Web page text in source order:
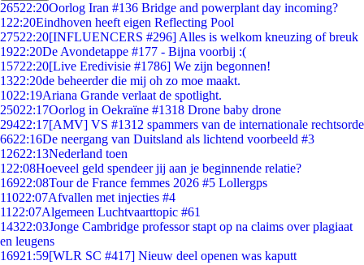
26522:20Oorlog Iran #136 Bridge and powerplant day incoming?
1 22:20Eindhoven heeft eigen Reflecting Pool
27522:20[INFLUENCERS #296] Alles is welkom kneuzing of breuk
1922:20De Avondetappe #177 - Bijna voorbij :(
15722:20[Live Eredivisie #1786] We zijn begonnen!
1322:20de beheerder die mij oh zo moe maakt.
1022:19Ariana Grande verlaat de spotlight.
25022:17Oorlog in Oekraïne #1318 Drone baby drone
29422:17[AMV] VS #1312 spammers van de internationale rechtsorde
6622:16De neergang van Duitsland als lichtend voorbeeld #3
12622:13Nederland toen
1 22:08Hoeveel geld spendeer jij aan je beginnende relatie?
16922:08Tour de France femmes 2026 #5 Lollergps
11022:07Afvallen met injecties #4
11 22:07Algemeen Luchtvaarttopic #61
14322:03Jonge Cambridge professor stapt op na claims over plagiaat
en leugens
16921:59[WLR SC #417] Nieuw deel openen was kaputt